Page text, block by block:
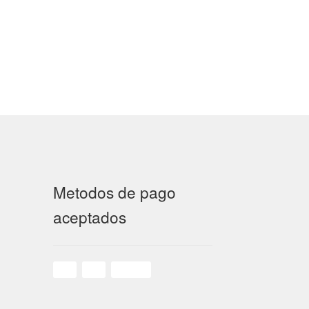
Metodos de pago
aceptados